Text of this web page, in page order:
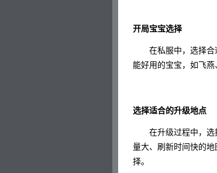
开局宝宝选择
在私服中，选择合适
能好用的宝宝，如飞
选择适合的升级地点
在升级过程中，选
量大、刷新时间快的
择。